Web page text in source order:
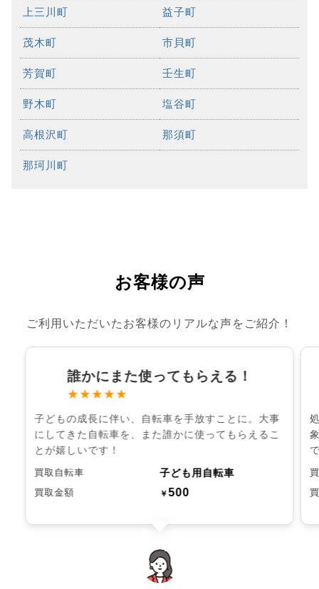
上三川町 益子町
茂木町 市貝町
芳賀町 壬生町
野木町 塩谷町
高根沢町 那須町
那珂川町
お客様の声
ご利用いただいたお客様のリアルな声をご紹介！
誰かにまた使ってもらえる！
★★★★★
子どもの成長に伴い、自転車を手放すことに。大事
にしてきた自転車を、また誰かに使ってもらえるこ
とが嬉しいです！
買取自転車 子ども用自転車
買取金額 ￥500
chevron_left chevron_right